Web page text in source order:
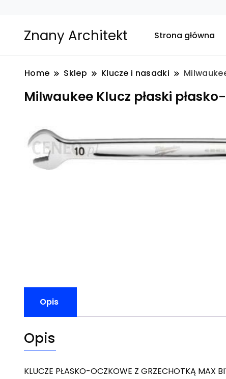
Znany Architekt Strona główna
Home Sklep Klucze i nasadki
Milwaukee Klucz płaski
Opis
Opis
KLUCZE PŁASKO-OCZKOWE Z GRZECHOTKĄ